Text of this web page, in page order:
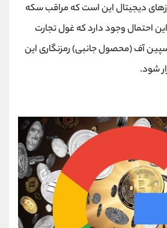
دیجیتال این است که مراقب سکه
این احتمال وجود دارد که غول تجارت
آف (محصول جانبی) رمزنگاری این
شود.